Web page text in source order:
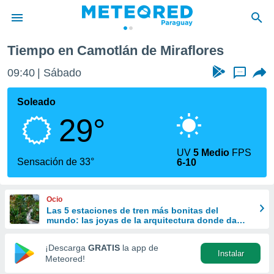
de
ha
calidad.
a este
las
y
forma
digital
basada
Tiempo en Camotlán de Miraflores
09:40 Sábado ...
Soleado
29°
Sensación de 33°
UV5 Medio FPS
6-10
Ocio
Las 5 estaciones de tren más bonitas del
mundo: las joyas de la arquitectura donde da
¡Descarga GRATIS la app de
Meteored!
Instalar